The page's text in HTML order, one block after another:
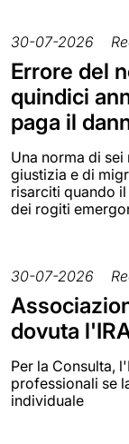
30-07-2026
Errore del
quindici
paga il
Una norma di
giustizia e di
risarciti quando
dei rogiti
30-07-2026
dovuta
Per la Consulta,
professionali se
individuale